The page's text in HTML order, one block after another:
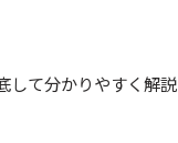
して分かりやすく解説